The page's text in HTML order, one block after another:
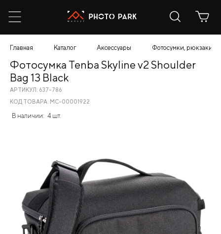
Главная Каталог Аксессуары Фотосумки, рюкзаки,
Фотосумка Tenba Skyline v2 Shoulder
Bag 13 Black
АРТИКУЛ: 637-786
КОД ТОВАРА: МС-00001922
В наличии: 4 шт.